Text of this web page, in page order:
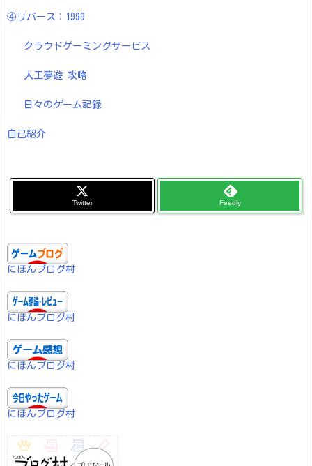
④リバース：1999
クラウドゲーミングサービス
人工夢遊 攻略
日々のゲーム記録
自己紹介
Twitter Feedly
にほんブログ村
にほんブログ村
にほんブログ村
にほんブログ村